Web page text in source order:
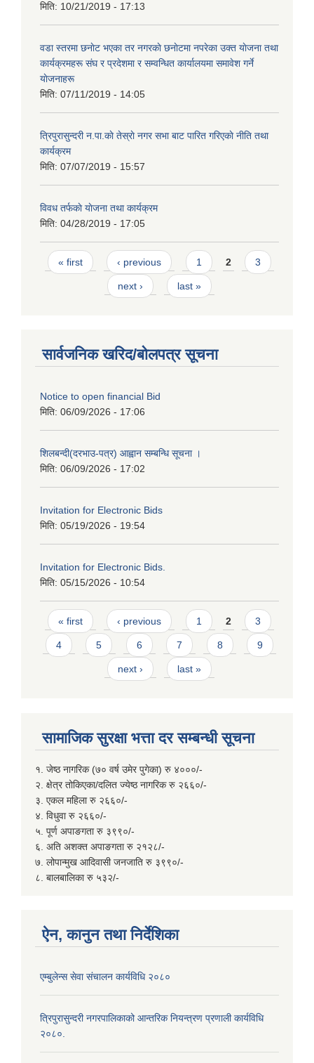
मिति: 10/21/2019 - 17:13
वडा स्तरमा छनाेट भएका तर नगरकाे छनाेटमा नपरेका उक्त याेजना तथा
कार्यक्रमहरू संघ र प्रदेशमा र सम्वन्धित कार्यालयमा समावेश गर्ने
याेजनाहरू
मिति: 07/11/2019 - 14:05
त्रिपुरासुन्दरी न.पा.काे तेस्राे नगर सभा बाट पारित गरिएकाे नीति तथा
कार्यक्रम
मिति: 07/07/2019 - 15:57
विवध तर्फकाे याेजना तथा कार्यक्रम
मिति: 04/28/2019 - 17:05
Pages
« first ‹ previous 1 2 3
next › last »
सार्वजनिक खरिद/बोलपत्र सूचना
Notice to open financial Bid
मिति: 06/09/2026 - 17:06
शिलबन्दी(दरभाउ-पत्र) आह्वान सम्बन्धि सूचना ।
मिति: 06/09/2026 - 17:02
Invitation for Electronic Bids
मिति: 05/19/2026 - 19:54
Invitation for Electronic Bids.
मिति: 05/15/2026 - 10:54
Pages
« first ‹ previous 1 2 3
4 5 6 7 8 9
next › last »
सामाजिक सुरक्षा भत्ता दर सम्बन्धी सूचना
१. जेष्ठ नागरिक (७० वर्ष उमेर पुगेका) रु ४०००/-
२. क्षेत्र तोकिएका/दलित ज्येष्ठ नागरिक रु २६६०/-
३. एकल महिला रु २६६०/-
४. विधुवा रु २६६०/-
५. पूर्ण अपाङगता रु ३९९०/-
६. अति अशक्त अपाङगता रु २१२८/-
७. लोपान्मुख आदिवासी जनजाति रु ३९९०/-
८. बालबालिका रु ५३२/-
ऐन, कानुन तथा निर्देशिका
एम्बुलेन्स सेवा संचालन कार्यविधि २०८०
त्रिपुरासुन्दरी नगरपालिकाको आन्तरिक नियन्त्रण प्रणाली कार्यविधि
२०८०.